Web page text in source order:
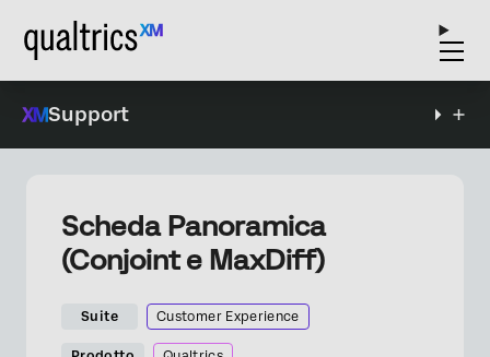
Support
Scheda Panoramica
(Conjoint e MaxDiff)
Suite Customer Experience